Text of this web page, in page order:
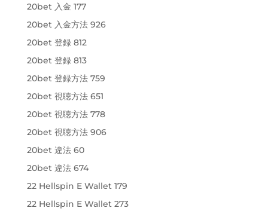
20bet 入金 177
20bet 入金方法 926
20bet 登録 812
20bet 登録 813
20bet 登録方法 759
20bet 視聴方法 651
20bet 視聴方法 778
20bet 視聴方法 906
20bet 違法 60
20bet 違法 674
22 Hellspin E Wallet 179
22 Hellspin E Wallet 273